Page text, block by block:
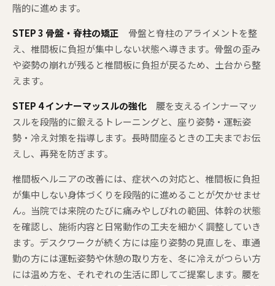
階的に進めます。
STEP 3 骨盤・脊柱の矯正 骨盤と脊柱のアライメントを整
え、椎間板に負担が集中しない状態へ導きます。骨盤の歪み
や姿勢の崩れが残ると椎間板に負担が戻るため、土台から整
えます。
STEP 4 インナーマッスルの強化 腰を支えるインナーマッ
スルを段階的に鍛えるトレーニングと、座り姿勢・運転姿
勢・冷え対策を指導します。長時間座るときの工夫までお伝
えし、再発を防ぎます。
椎間板ヘルニアの改善には、症状への対応と、椎間板に負担
が集中しない身体づくりを段階的に進めることが欠かせませ
ん。当院では来院のたびに痛みやしびれの範囲、体幹の状態
を確認し、施術内容と日常動作の工夫を細かく調整していき
ます。デスクワークが続く方には座り姿勢の見直しを、車通
勤の方には運転姿勢や休憩の取り方を、冬に冷えがつらい方
には温め方を、それぞれの生活に即してご提案します。腰を